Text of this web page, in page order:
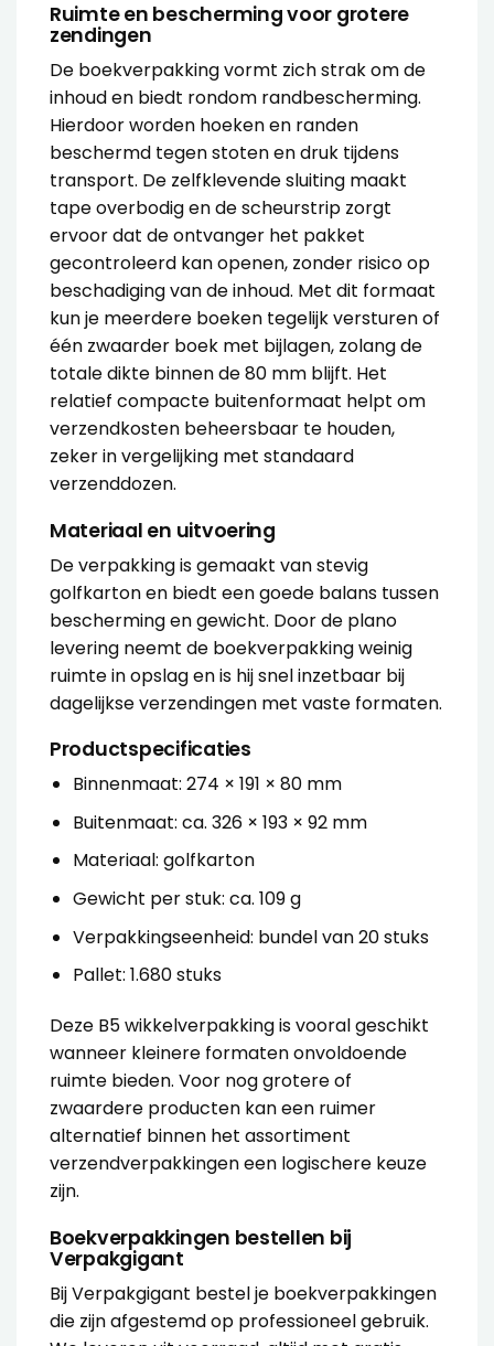
Ruimte en bescherming voor grotere
zendingen
De boekverpakking vormt zich strak om de
inhoud en biedt rondom randbescherming.
Hierdoor worden hoeken en randen
beschermd tegen stoten en druk tijdens
transport. De zelfklevende sluiting maakt
tape overbodig en de scheurstrip zorgt
ervoor dat de ontvanger het pakket
gecontroleerd kan openen, zonder risico op
beschadiging van de inhoud. Met dit formaat
kun je meerdere boeken tegelijk versturen of
één zwaarder boek met bijlagen, zolang de
totale dikte binnen de 80 mm blijft. Het
relatief compacte buitenformaat helpt om
verzendkosten beheersbaar te houden,
zeker in vergelijking met standaard
verzenddozen.
Materiaal en uitvoering
De verpakking is gemaakt van stevig
golfkarton en biedt een goede balans tussen
bescherming en gewicht. Door de plano
levering neemt de boekverpakking weinig
ruimte in opslag en is hij snel inzetbaar bij
dagelijkse verzendingen met vaste formaten.
Productspecificaties
Binnenmaat: 274 × 191 × 80 mm
Buitenmaat: ca. 326 × 193 × 92 mm
Materiaal: golfkarton
Gewicht per stuk: ca. 109 g
Verpakkingseenheid: bundel van 20 stuks
Pallet: 1.680 stuks
Deze B5 wikkelverpakking is vooral geschikt
wanneer kleinere formaten onvoldoende
ruimte bieden. Voor nog grotere of
zwaardere producten kan een ruimer
alternatief binnen het assortiment
verzendverpakkingeneen logischere keuze
zijn.
Boekverpakkingen bestellen bij
Verpakgigant
Bij Verpakgigant bestel je boekverpakkingen
die zijn afgestemd op professioneel gebruik.